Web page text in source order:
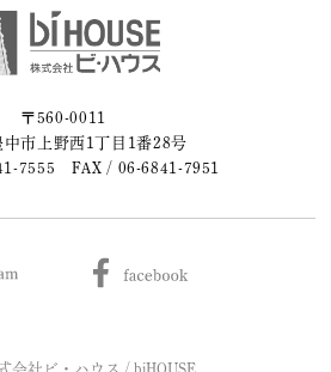
〒560-0011
中市上野西1丁目1番28号
7555 FAX / 06-6841-7951